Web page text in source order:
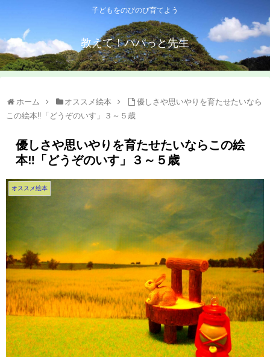
子どもをのびのび育てよう
教えて！パパっと先生
ホーム オススメ絵本
優しさや思いやりを育たせたいなら
この絵本‼「どうぞのいす」３～５歳
優しさや思いやりを育たせたいならこの絵
本‼「どうぞのいす」３～５歳
オススメ絵本